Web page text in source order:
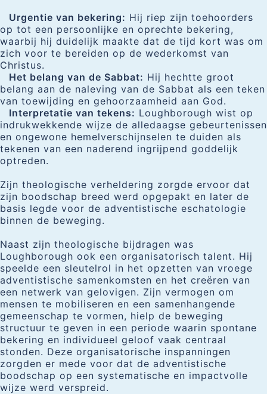
Urgentie van bekering: Hij riep zijn toehoorders
op tot een persoonlijke en oprechte bekering,
waarbij hij duidelijk maakte dat de tijd kort was om
zich voor te bereiden op de wederkomst van
Christus.
Het belang van de Sabbat: Hij hechtte groot
belang aan de naleving van de Sabbat als een teken
van toewijding en gehoorzaamheid aan God.
Interpretatie van tekens: Loughborough wist op
indrukwekkende wijze de alledaagse gebeurtenissen
en ongewone hemelverschijnselen te duiden als
tekenen van een naderend ingrijpend goddelijk
optreden.
Zijn theologische verheldering zorgde ervoor dat
zijn boodschap breed werd opgepakt en later de
basis legde voor de adventistische eschatologie
binnen de beweging.
Naast zijn theologische bijdragen was
Loughborough ook een organisatorisch talent. Hij
speelde een sleutelrol in het opzetten van vroege
adventistische samenkomsten en het creëren van
een netwerk van gelovigen. Zijn vermogen om
mensen te mobiliseren en een samenhangende
gemeenschap te vormen, hielp de beweging
structuur te geven in een periode waarin spontane
bekering en individueel geloof vaak centraal
stonden. Deze organisatorische inspanningen
zorgden er mede voor dat de adventistische
boodschap op een systematische en impactvolle
wijze werd verspreid.